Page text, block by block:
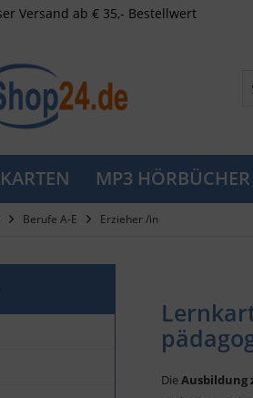
Versand ab € 35,- Bestellwert
MP3 HÖRBÜCHER
Berufe A-E Erzieher /in
DieAusbildung